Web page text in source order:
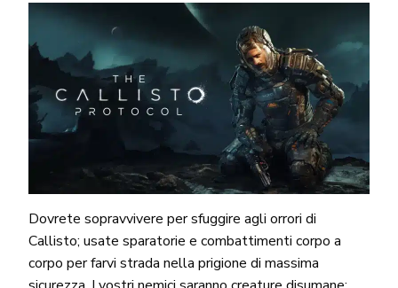
Dovrete sopravvivere per sfuggire agli orrori di
Callisto; usate sparatorie e combattimenti corpo a
corpo per farvi strada nella prigione di massima